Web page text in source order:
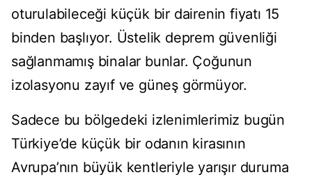
oturulabileceği küçük bir dairenin fiyatı 15
binden başlıyor. Üstelik deprem güvenliği
sağlanmamış binalar bunlar. Çoğunun
izolasyonu zayıf ve güneş görmüyor.
Sadece bu bölgedeki izlenimlerimiz bugün
Türkiye’de küçük bir odanın kirasının
Avrupa’nın büyük kentleriyle yarışır duruma